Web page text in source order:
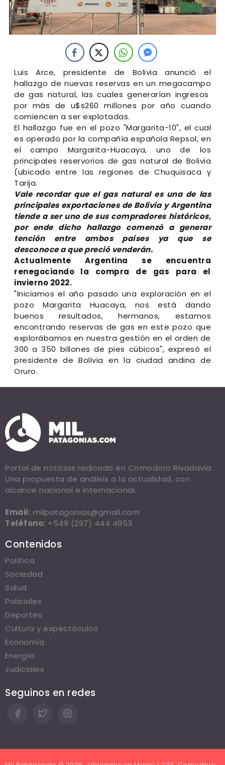
Luis Arce, presidente de Bolivia anunció el
hallazgo de nuevas reservas en un megacampo
de gas natural, las cuales generarían ingresos
por más de u$s260 millones por año cuando
comiencen a ser explotadas.
El hallazgo fue en el pozo "Margarita-10", el cual
es operado por la compañía española Repsol, en
el campo Margarita-Huacaya, uno de los
principales reservorios de gas natural de Bolivia
(ubicado entre las regiones de Chuquisaca y
Tarija.
Vale recordar que el gas natural es una de las
principales exportaciones de Bolivia y Argentina
tiende a ser uno de sus compradores históricos,
por ende dicho hallazgo comenzó a generar
tención entre ambos países ya que se
desconoce a que preció venderán.
Actualmente Argentina se encuentra
renegociando la compra de gas para el
invierno 2022.
"Iniciamos el año pasado una exploración en el
pozo Margarita Huacaya, nos está dando
buenos resultados, hermanos, estamos
encontrando reservas de gas en este pozo que
explorábamos en nuestra gestión en el orden de
300 a 350 billones de pies cúbicos", expresó el
presidente de Bolivia en la ciudad andina de
Oruro.
Portal de noticias radicado en Comodoro Rivadavia.
Una propuesta de análisis a la actualidad, con
alcance nacional e internacional.
Email: milpatagonias@gmail.com
Teléfono: +549 (297) 444 4953
Contenidos
Política
Sociedad
Salud
Policiales
Deportes
Cultura y espectáculos
Economía
Energía
Judiciales
Seguinos en redes